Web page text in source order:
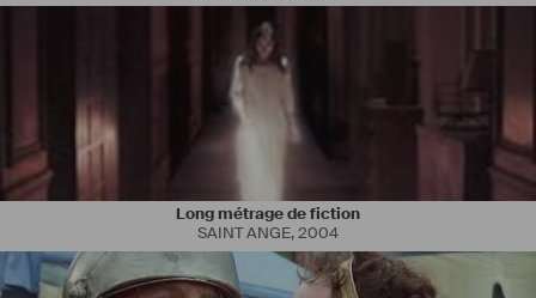
Long métrage de fiction
SAINT ANGE,2004